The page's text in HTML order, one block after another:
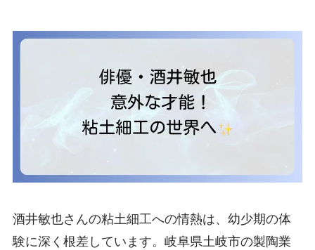
酒井敏也さんの粘土細工への情熱は、幼少期の体
験に深く根差しています。岐阜県土岐市の製陶業